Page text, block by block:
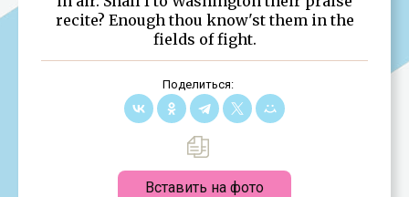
recite? Enough thou know'st them in the
fields of fight.
Поделиться:
Вставить на фото